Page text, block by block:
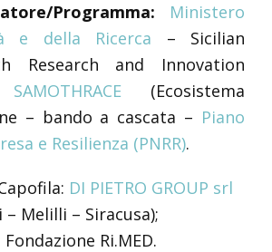
Programma:
Ministero
e della Ricerca – Sicilian
Research and Innovation
SAMOTHRACE(Ecosistema
– bando a cascata – Piano
e Resilienza (PNRR).
DI PIETRO GROUP srl
Melilli – Siracusa);
Ri.MED.